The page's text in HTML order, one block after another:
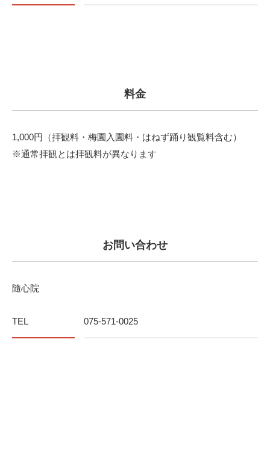
料金
1,000円（拝観料・梅園入園料・はねず踊り観覧料含む）
※通常拝観とは拝観料が異なります
お問い合わせ
隨心院
TEL 075-571-0025